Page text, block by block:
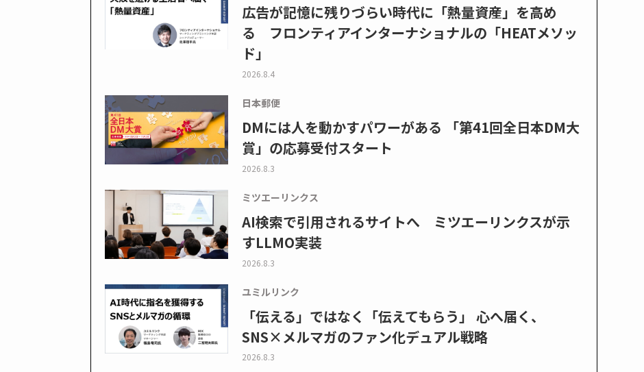
広告が記憶に残りづらい時代に「熱量資産」を高め
る フロンティアインターナショナルの「HEATメソッ
ド」
2026.8.4
日本郵便
DMには人を動かすパワーがある 「第41回全日本DM大
賞」の応募受付スタート
2026.8.3
ミツエーリンクス
AI検索で引用されるサイトへ ミツエーリンクスが示
すLLMO実装
2026.8.3
ユミルリンク
「伝える」ではなく「伝えてもらう」 心へ届く、
SNS×メルマガのファン化デュアル戦略
2026.8.3